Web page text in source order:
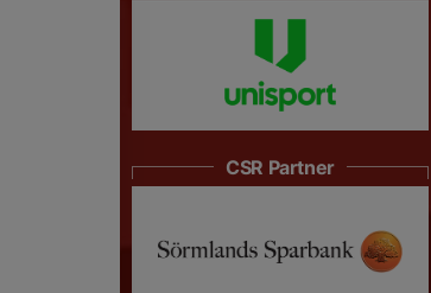
CSR Partner